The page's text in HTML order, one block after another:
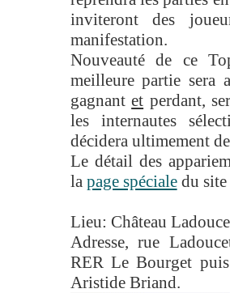
inviteront des
manifestation.
Nouveauté de ce
meilleure partie sera
gagnantet perdant,
les internautes
décidera ultimement
Le détail des
la page spécialedu site
Lieu: Château
Adresse, rue
RER Le Bourget
Aristide Briand.